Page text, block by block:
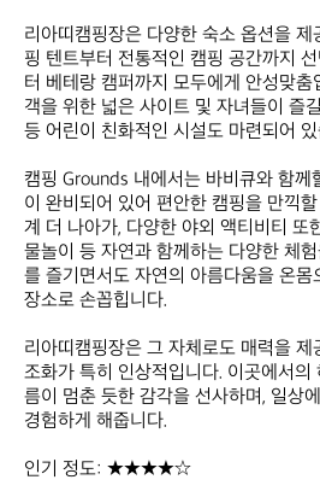
리아띠캠핑장은 다양한 숙소 옵션을
핑 텐트부터 전통적인 캠핑 공간까지
터 베테랑 캠퍼까지 모두에게 안성맞
객을 위한 넓은 사이트 및 자녀들이 즐
등 어린이 친화적인 시설도 마련되어
캠핑 Grounds 내에서는 바비큐와 함께
이 완비되어 있어 편안한 캠핑을 만끽
계 더 나아가, 다양한 야외 액티비티 또
물놀이 등 자연과 함께하는 다양한 체
를 즐기면서도 자연의 아름다움을 온몸
장소로 손꼽힙니다.
리아띠캠핑장은 그 자체로도 매력을 제
조화가 특히 인상적입니다. 이곳에서
름이 멈춘 듯한 감각을 선사하며, 일상
경험하게 해줍니다.
인기 정도: ★★★★☆